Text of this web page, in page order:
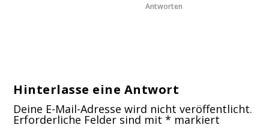
Antworten
Hinterlasse eine Antwort
Deine E-Mail-Adresse wird nicht veröffentlicht.
Erforderliche Felder sind mit* markiert